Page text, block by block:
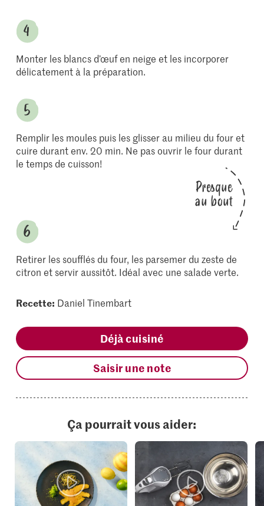
Monter les blancs d’œuf en neige et les incorporer
délicatement à la préparation.
Remplir les moules puis les glisser au milieu du four et
cuire durant env. 20 min. Ne pas ouvrir le four durant
le temps de cuisson!
Presque
au bout
Retirer les soufflés du four, les parsemer du zeste de
citron et servir aussitôt. Idéal avec une salade verte.
Recette: Daniel Tinembart
Déjà cuisiné
Saisir une note
Ça pourrait vous aider: